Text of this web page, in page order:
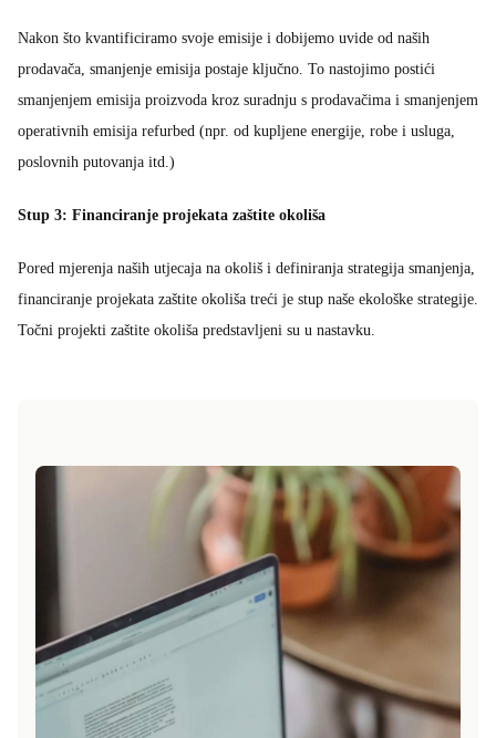
Nakon što kvantificiramo svoje emisije i dobijemo uvide od naših
prodavača, smanjenje emisija postaje ključno. To nastojimo postići
smanjenjem emisija proizvoda kroz suradnju s prodavačima i smanjenjem
operativnih emisija refurbed (npr. od kupljene energije, robe i usluga,
poslovnih putovanja itd.)
Stup 3: Financiranje projekata zaštite okoliša
Pored mjerenja naših utjecaja na okoliš i definiranja strategija smanjenja,
financiranje projekata zaštite okoliša treći je stup naše ekološke strategije.
Točni projekti zaštite okoliša predstavljeni su u nastavku.